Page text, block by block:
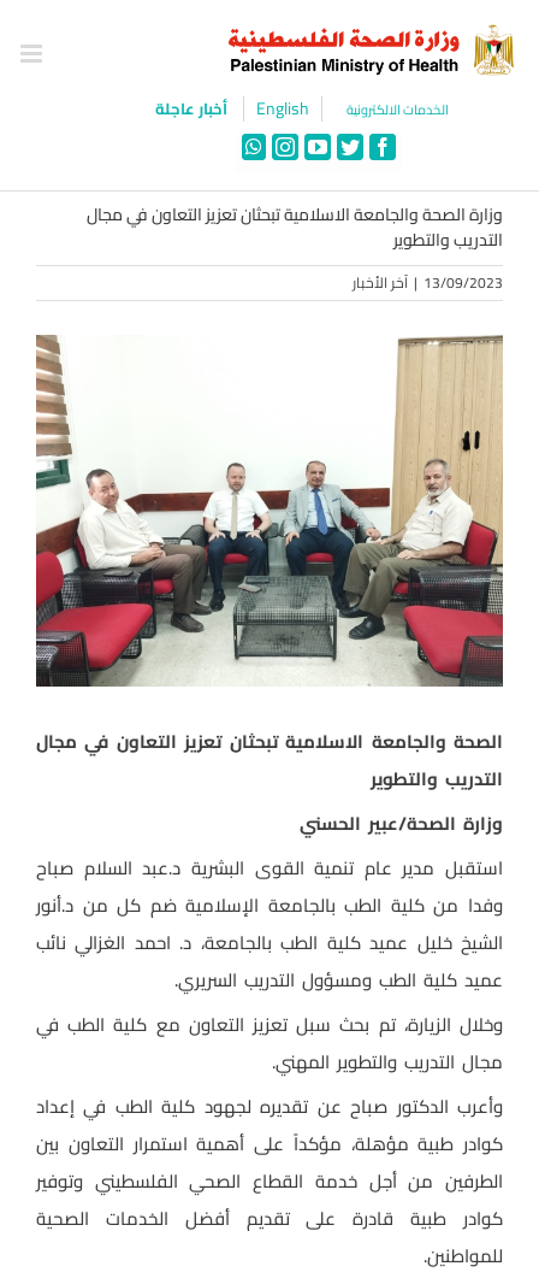
content
الخدمات الالكترونية English أخبار عاجلة
Facebook
Twitter
YouTube
Instagram
WhatsApp
وزارة الصحة والجامعة الاسلامية تبحثان تعزيز التعاون في مجال
التدريب والتطوير
13/09/2023
| آخر الأخبار
الصحة والجامعة الاسلامية تبحثان تعزيز التعاون في مجال
التدريب والتطوير
وزارة الصحة/عبير الحسني
استقبل مدير عام تنمية القوى البشرية د.عبد السلام صباح
وفدا من كلية الطب بالجامعة الإسلامية ضم كل من د.أنور
الشيخ خليل عميد كلية الطب بالجامعة، د. احمد الغزالي نائب
عميد كلية الطب ومسؤول التدريب السريري.
وخلال الزيارة، تم بحث سبل تعزيز التعاون مع كلية الطب في
مجال التدريب والتطوير المهني.
وأعرب الدكتور صباح عن تقديره لجهود كلية الطب في إعداد
كوادر طبية مؤهلة، مؤكداً على أهمية استمرار التعاون بين
الطرفين من أجل خدمة القطاع الصحي الفلسطيني وتوفير
كوادر طبية قادرة على تقديم أفضل الخدمات الصحية
للمواطنين.